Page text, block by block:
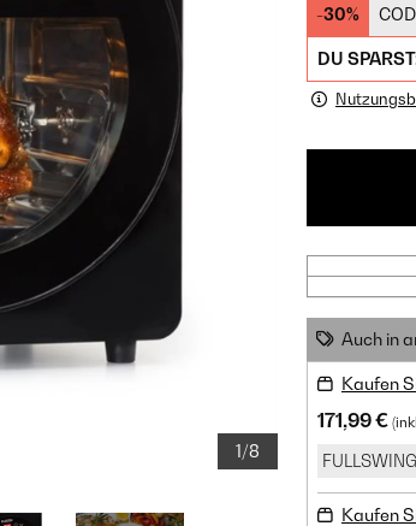
1/8
-30%
DU
Auch in
Kaufen
171,99 €
Kaufen